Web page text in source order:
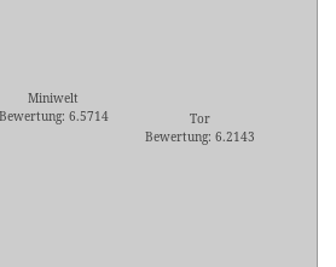
Miniwelt
Bewertung: 6.5714
Tor
Bewertung: 6.2143